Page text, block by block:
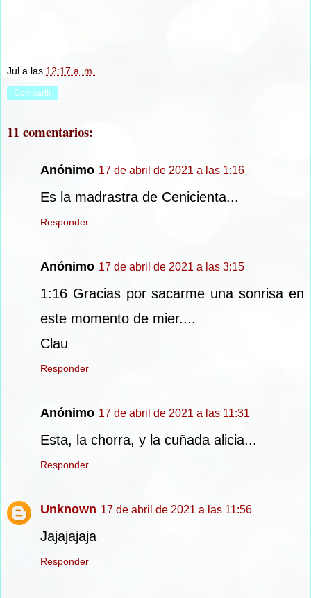
Jul a las 12:17 a. m.
Compartir
11 comentarios:
Anónimo 17 de abril de 2021 a las 1:16
Es la madrastra de Cenicienta...
Responder
Anónimo 17 de abril de 2021 a las 3:15
1:16 Gracias por sacarme una sonrisa en
este momento de mier....
Clau
Responder
Anónimo 17 de abril de 2021 a las 11:31
Esta, la chorra, y la cuñada alicia...
Responder
Unknown 17 de abril de 2021 a las 11:56
Jajajajaja
Responder